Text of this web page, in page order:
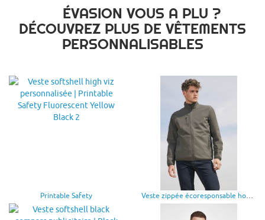
ÉVASION VOUS A PLU ?
DÉCOUVREZ PLUS DE VÊTEMENTS
PERSONNALISABLES
Printable Safety Veste zippée écoresponsable homme